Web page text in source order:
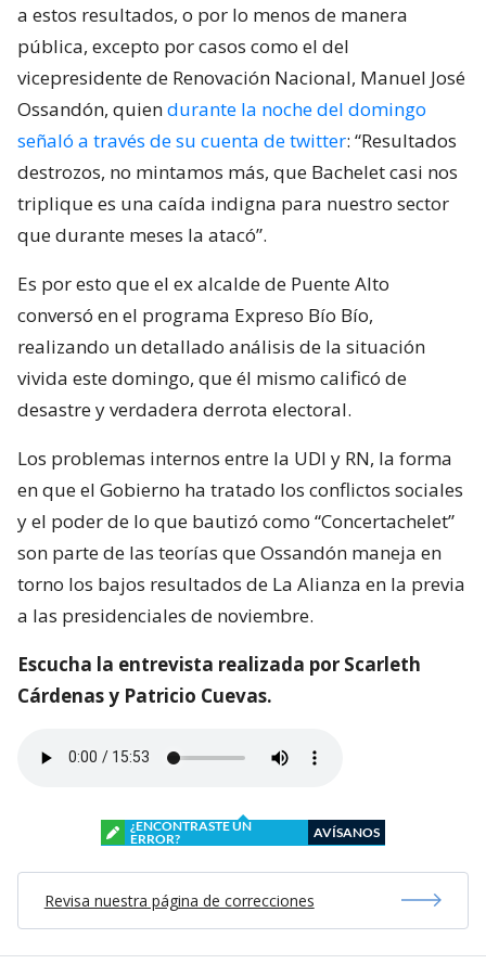
a estos resultados, o por lo menos de manera
pública, excepto por casos como el del
vicepresidente de Renovación Nacional, Manuel José
Ossandón, quiendurante la noche del domingo
señaló a través de su cuenta de twitter: “Resultados
destrozos, no mintamos más, que Bachelet casi nos
triplique es una caída indigna para nuestro sector
que durante meses la atacó”.
Es por esto que el ex alcalde de Puente Alto
conversó en el programa Expreso Bío Bío,
realizando un detallado análisis de la situación
vivida este domingo, que él mismo calificó de
desastre y verdadera derrota electoral.
Los problemas internos entre la UDI y RN, la forma
en que el Gobierno ha tratado los conflictos sociales
y el poder de lo que bautizó como “Concertachelet”
son parte de las teorías que Ossandón maneja en
torno los bajos resultados de La Alianza en la previa
a las presidenciales de noviembre.
Escucha la entrevista realizada por Scarleth
Cárdenas y Patricio Cuevas.
¿ENCONTRASTE UN
ERROR?
AVÍSANOS
Revisa nuestra página de correcciones